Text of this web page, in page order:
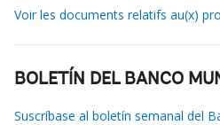
Voir les documents relatifs au(x)
BOLETÍN DEL BANCO
Suscríbase al boletín semanal del